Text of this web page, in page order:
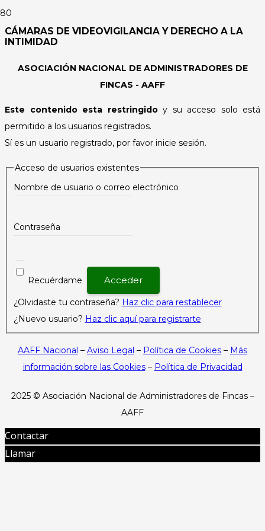
CÁMARAS DE VIDEOVIGILANCIA Y DERECHO A LA
INTIMIDAD
ASOCIACIÓN NACIONAL DE ADMINISTRADORES DE
FINCAS - AAFF
Este contenido esta restringidoy su acceso solo está
permitido a los usuarios registrados.
Sí es un usuario registrado, por favor inicie sesión.
Acceso de usuarios existentes
Nombre de usuario o correo electrónico
Contraseña
Recuérdame
¿Olvidaste tu contraseña? Haz clic para restablecer
¿Nuevo usuario? Haz clic aquí para registrarte
AAFF Nacional – Aviso Legal – Política de Cookies – Más
información sobre las Cookies– Política de Privacidad
2025 © Asociación Nacional de Administradores de Fincas –
AAFF
Contactar
Llamar